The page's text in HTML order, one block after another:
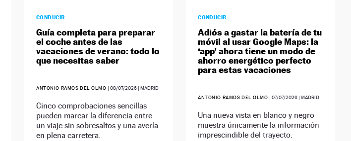
CONDUCIR
Guía completa para preparar
el coche antes de las
vacaciones de verano: todo lo
que necesitas saber
ANTONIO RAMOS DEL OLMO |08/07/2026 | MADRID
Cinco comprobaciones sencillas
pueden marcar la diferencia entre
un viaje sin sobresaltos y una avería
en plena carretera.
CONDUCIR
Adiós a gastar la batería de tu
móvil al usar Google Maps: la
‘app’ ahora tiene un modo de
ahorro energético perfecto
para estas vacaciones
ANTONIO RAMOS DEL OLMO |07/07/2026 | MADRID
Una nueva vista en blanco y negro
muestra únicamente la información
imprescindible del trayecto.